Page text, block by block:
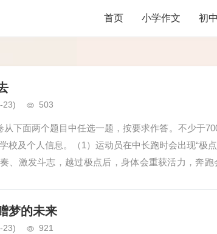
首页 小学作文 初
23) 503
从下面两个题目中任选一题，按要求作答。不少于
校及个人信息。（1）运动员在中长跑时会出现“极
、激发斗志，越过极点后，身体会重获活力，奔
梦的未来
23) 921